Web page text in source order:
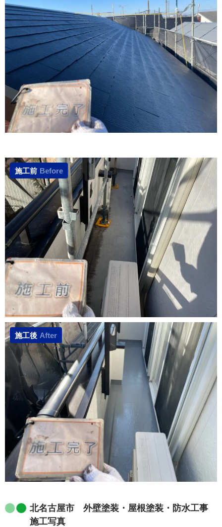
施工前 Before
施工後 After
北名古屋市 外壁塗装・屋根塗装・防水工事
施工写真